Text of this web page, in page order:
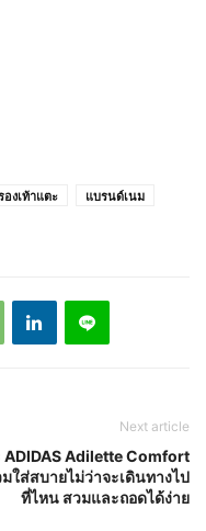
องเท้าแตะ
แบรนด์เนม
Next article
ADIDAS Adilette Comfort
ใส่สบายไม่ว่าจะเดินทางไป
ที่ไหน สวมและถอดได้ง่าย